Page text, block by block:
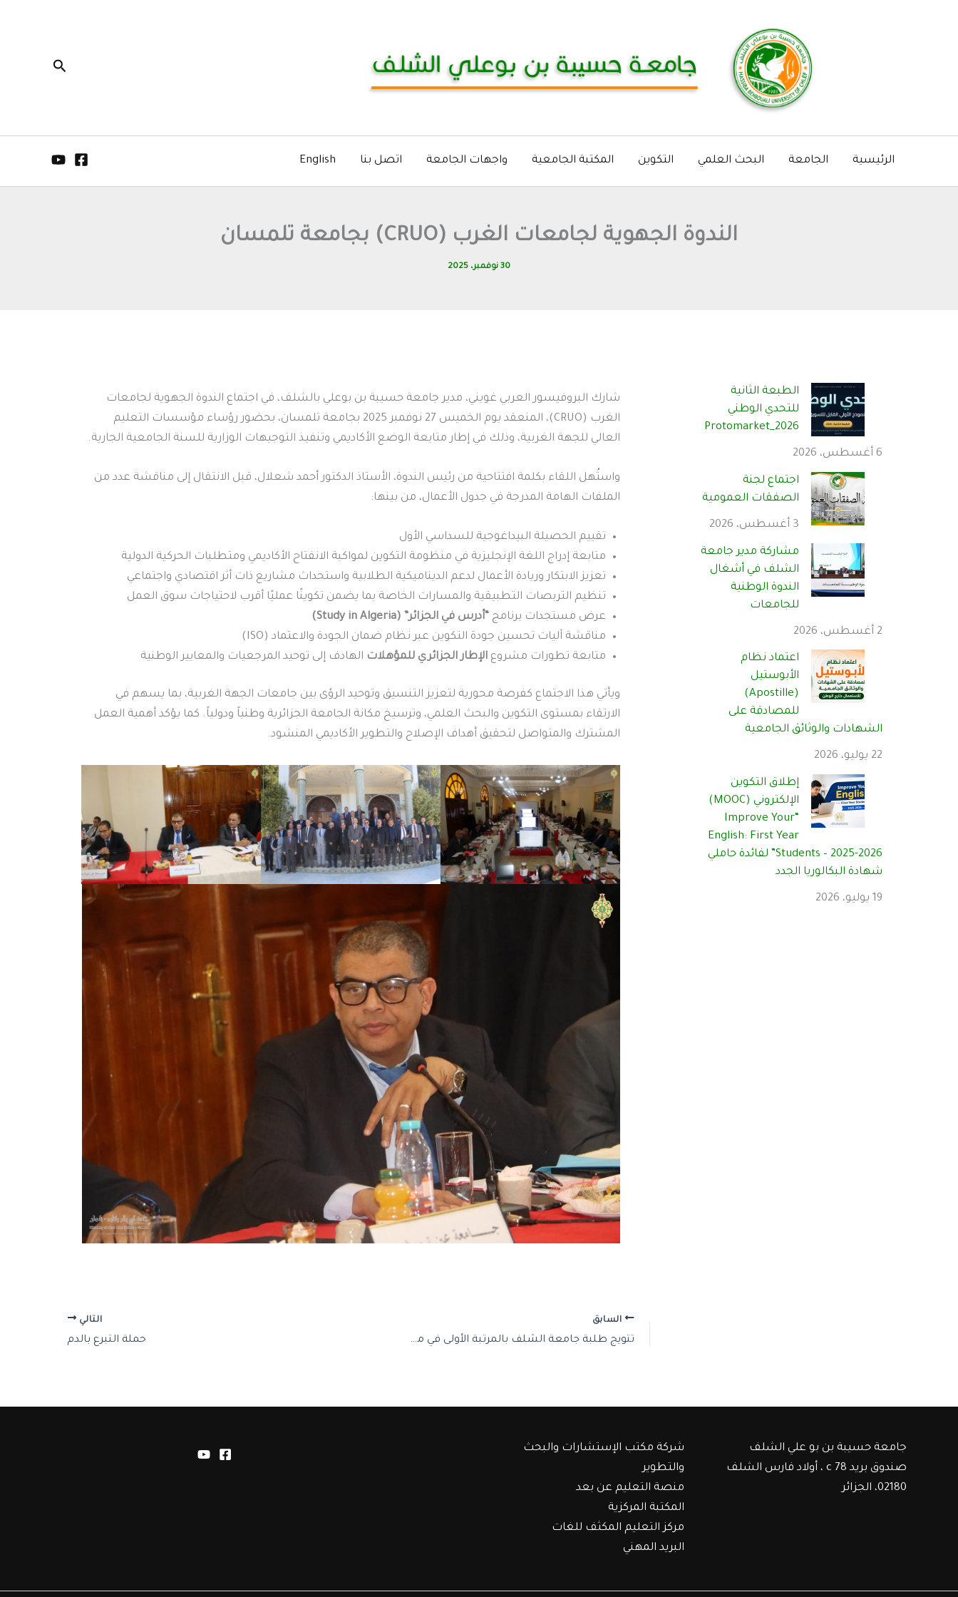
البحث
الرئيسية الجامعة البحث العلمي التكوين المكتبة الجامعية واجهات الجامعة اتصل بنا English
الندوة الجهوية لجامعات الغرب (CRUO) بجامعة تلمسان
30 نوفمبر، 2025
الطبعة الثانية
للتحدي الوطني
Protomarket_2026
6 أغسطس، 2026
اجتماع لجنة
الصفقات العمومية
3 أغسطس، 2026
مشاركة مدير جامعة
الشلف في أشغال
الندوة الوطنية
للجامعات
2 أغسطس، 2026
اعتماد نظام
الأبوستيل
(Apostille)
للمصادقة على
الشهادات والوثائق الجامعية
22 يوليو، 2026
إطلاق التكوين
الإلكتروني (MOOC)
“Improve Your
English: First Year
Students – 2025-2026” لفائدة حاملي
شهادة البكالوريا الجدد
19 يوليو، 2026
شارك البروفيسور العربي غويني، مدير جامعة حسيبة بن بوعلي بالشلف، في اجتماع الندوة الجهوية لجامعات
الغرب (CRUO)، المنعقد يوم الخميس 27 نوفمبر 2025 بجامعة تلمسان، بحضور رؤساء مؤسسات التعليم
العالي للجهة الغربية، وذلك في إطار متابعة الوضع الأكاديمي وتنفيذ التوجيهات الوزارية للسنة الجامعية الجارية.
واستُهل اللقاء بكلمة افتتاحية من رئيس الندوة، الأستاذ الدكتور أحمد شعلال، قبل الانتقال إلى مناقشة عدد من
الملفات الهامة المدرجة في جدول الأعمال، من بينها:
تقييم الحصيلة البيداغوجية للسداسي الأول
متابعة إدراج اللغة الإنجليزية في منظومة التكوين لمواكبة الانفتاح الأكاديمي ومتطلبات الحركية الدولية
تعزيز الابتكار وريادة الأعمال لدعم الديناميكية الطلابية واستحداث مشاريع ذات أثر اقتصادي واجتماعي
تنظيم التربصات التطبيقية والمسارات الخاصة بما يضمن تكوينًا عمليًا أقرب لاحتياجات سوق العمل
عرض مستجدات برنامج“أدرس في الجزائر” (Study in Algeria)
مناقشة آليات تحسين جودة التكوين عبر نظام ضمان الجودة والاعتماد (ISO)
متابعة تطورات مشروعالإطار الجزائري للمؤهلات الهادف إلى توحيد المرجعيات والمعايير الوطنية
ويأتي هذا الاجتماع كفرصة محورية لتعزيز التنسيق وتوحيد الرؤى بين جامعات الجهة الغربية، بما يسهم في
الارتقاء بمستوى التكوين والبحث العلمي، وترسيخ مكانة الجامعة الجزائرية وطنياً ودولياً. كما يؤكد أهمية العمل
المشترك والمتواصل لتحقيق أهداف الإصلاح والتطوير الأكاديمي المنشود.
السابق
تتويج طلبة جامعة الشلف بالمرتبة الأولى في مسابقة AI4Science
التالي
حملة التبرع بالدم
جامعة حسيبة بن بو علي الشلف
صندوق بريد c 78 ، أولاد فارس الشلف
02180، الجزائر
شركة مكتب الإستشارات والبحث
والتطوير
منصة التعليم عن بعد
المكتبة المركزية
مركز التعليم المكثف للغات
البريد المهني